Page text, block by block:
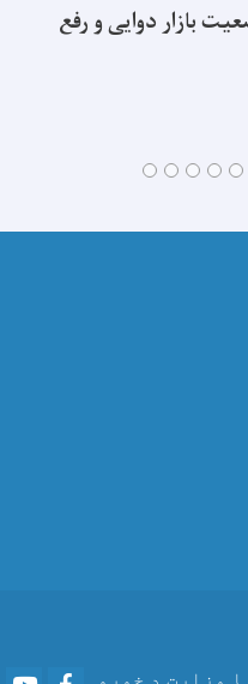
بازار دوایی و رفع
وزارت د خوړو